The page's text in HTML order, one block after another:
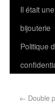
Il était
bijouterie
Politique
← Double